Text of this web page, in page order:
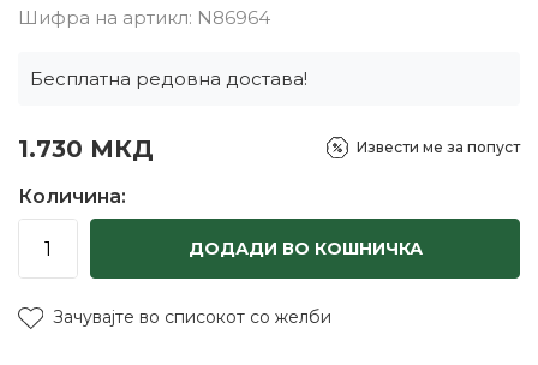
Шифра на артикл: N86964
Бесплатна редовна достава!
1.730 МКД Извести ме за попуст
Количина:
ДОДАДИ ВО КОШНИЧКА
Зачувајте во списокот со желби